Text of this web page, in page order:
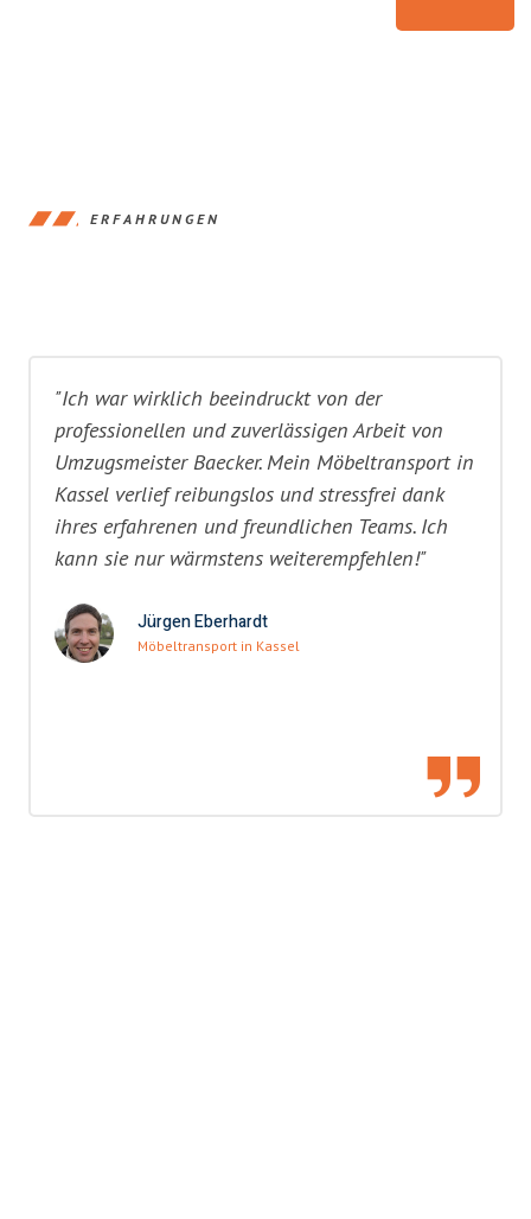
ERFAHRUNGEN
"Ich war wirklich beeindruckt von der
professionellen und zuverlässigen Arbeit von
Umzugsmeister Baecker. Mein Möbeltransport in
Kassel verlief reibungslos und stressfrei dank
ihres erfahrenen und freundlichen Teams. Ich
kann sie nur wärmstens weiterempfehlen!"
Jürgen Eberhardt
Möbeltransport in Kassel